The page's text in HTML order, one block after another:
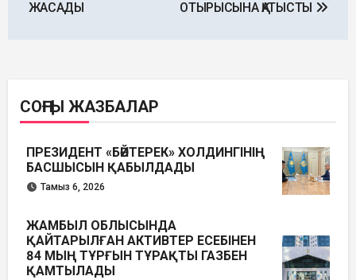
ЖАСАДЫ
ОТЫРЫСЫНА ҚАТЫСТЫ
СОҢҒЫ ЖАЗБАЛАР
ПРЕЗИДЕНТ «БӘЙТЕРЕК» ХОЛДИНГІНІҢ
БАСШЫСЫН ҚАБЫЛДАДЫ
Тамыз 6, 2026
ЖАМБЫЛ ОБЛЫСЫНДА
ҚАЙТАРЫЛҒАН АКТИВТЕР ЕСЕБІНЕН
84 МЫҢ ТҰРҒЫН ТҰРАҚТЫ ГАЗБЕН
ҚАМТЫЛАДЫ